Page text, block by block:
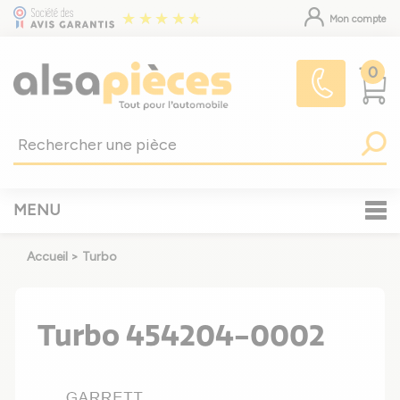
Mon compte
0
MENU
Accueil > Turbo
Turbo 454204-0002